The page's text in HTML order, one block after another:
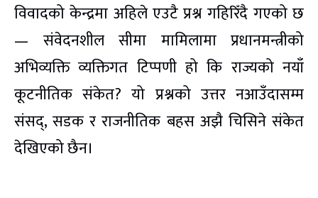
विवादको केन्द्रमा अहिले एउटै प्रश्न गहिरिँदै गएको छ
— संवेदनशील सीमा मामिलामा प्रधानमन्त्रीको
अभिव्यक्ति व्यक्तिगत टिप्पणी हो कि राज्यको नयाँ
कूटनीतिक संकेत? यो प्रश्नको उत्तर नआउँदासम्म
संसद्, सडक र राजनीतिक बहस अझै चिसिने संकेत
देखिएको छैन।